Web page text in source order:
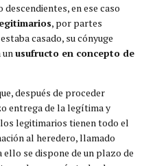
descendientes, en ese caso
, por partes
casado, su cónyuge
unusufructo en concepto de
después de proceder
entrega de la legítima y
legitimarios tienen todo el
al heredero, llamado
se dispone de un plazo de